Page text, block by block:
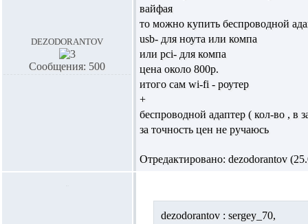
dezodorantov
Сообщения: 500
вайфая
то можно купить беспроводной
usb- для ноута или компа
или pci- для компа
цена около 800р.
итого сам wi-fi - роутер
+
беспроводной адаптер ( кол-во , в
за точность цен не ручаюсь
Отредактировано: dezodorantov
dezodorantov : sergey_70,